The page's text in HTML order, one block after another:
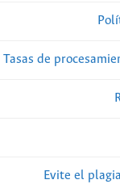
Tasas de
Evite el